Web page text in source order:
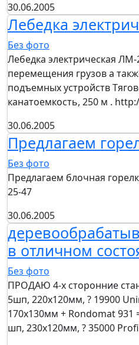
30.06.2005
Лебедка
Без фото
Лебедка электрическая
перемещения грузов а
подъемных устройств
канатоемкость, 250 м .
30.06.2005
Предлагаем
Без фото
Предлагаем блочная
25-47
30.06.2005
в отличном
Без фото
ПРОДАЮ 4-х сторонние
5шп, 220х120мм, ? 19900
170х130мм + Rondomat 931
шп, 230х120мм, ? 35000